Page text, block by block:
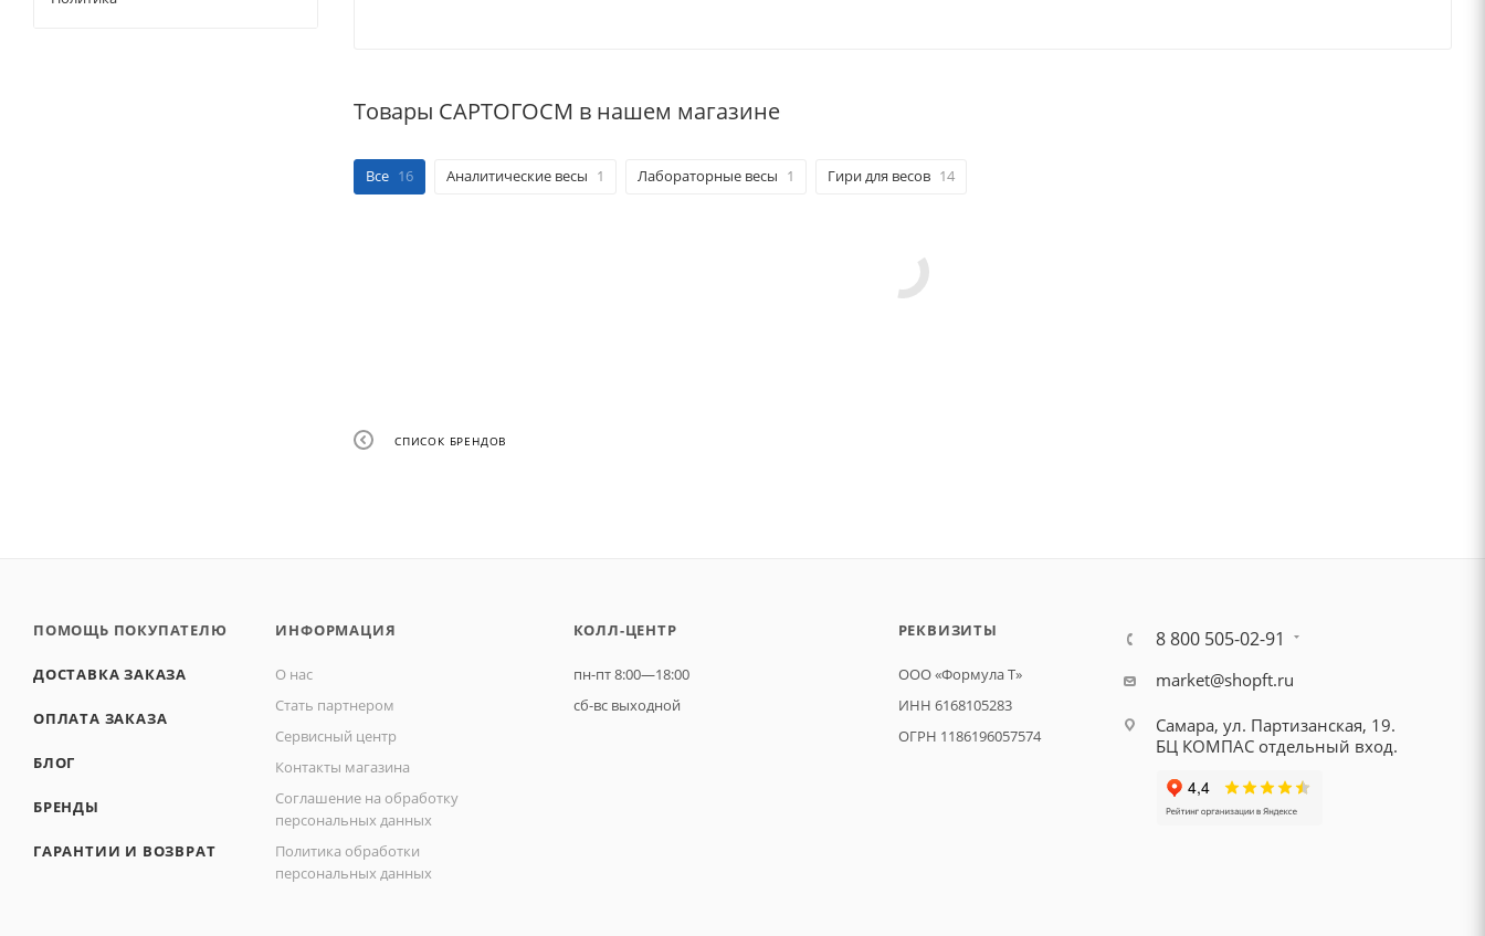
Товары САРТОГОСМ в нашем магазине
Все 16 Аналитические весы 1 Лабораторные весы 1 Гири для весов 14
СПИСОК БРЕНДОВ
ПОМОЩЬ ПОКУПАТЕЛЮ
ДОСТАВКА ЗАКАЗА
ОПЛАТА ЗАКАЗА
БЛОГ
БРЕНДЫ
ГАРАНТИИ И ВОЗВРАТ
ИНФОРМАЦИЯ
О нас
Стать партнером
Сервисный центр
Контакты магазина
Соглашение на обработку
персональных данных
Политика обработки
персональных данных
КОЛЛ-ЦЕНТР
пн-пт 8:00—18:00
сб-вс выходной
РЕКВИЗИТЫ
ООО «Формула Т»
ИНН 6168105283
ОГРН 1186196057574
8 800 505-02-91
market@shopft.ru
Самара, ул. Партизанская, 19.
БЦ КОМПАС отдельный вход.